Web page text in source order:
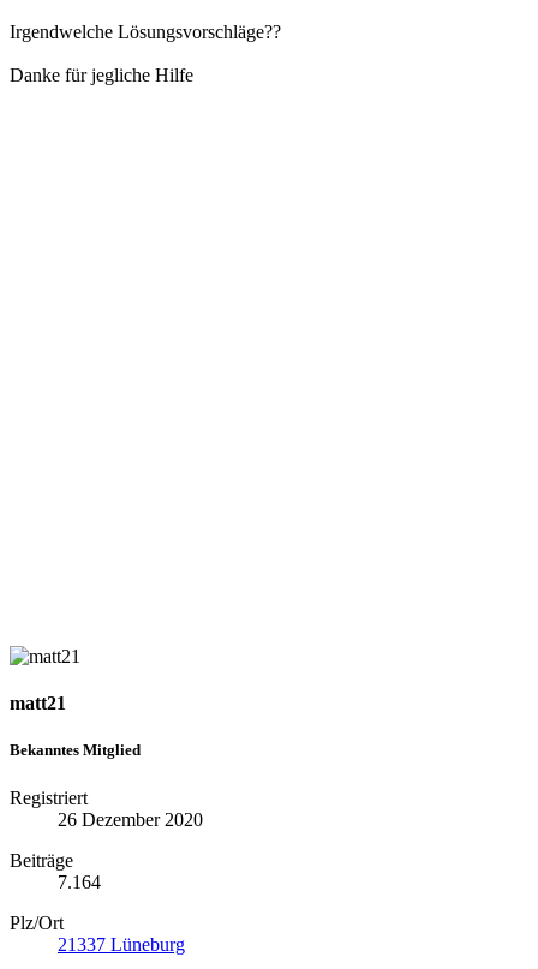
Irgendwelche Lösungsvorschläge??
Danke für jegliche Hilfe
matt21
Bekanntes Mitglied
Registriert
26 Dezember 2020
Beiträge
7.164
Plz/Ort
21337 Lüneburg